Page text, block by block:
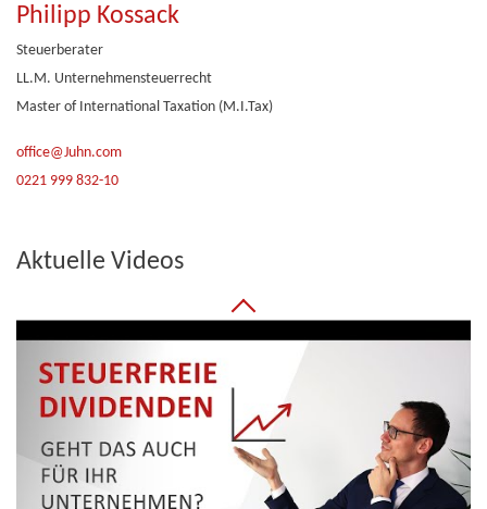
Philipp Kossack
Steuerberater
LL.M. Unternehmensteuerrecht
Master of International Taxation (M.I.Tax)
office@Juhn.com
0221 999 832-10
Aktuelle Videos